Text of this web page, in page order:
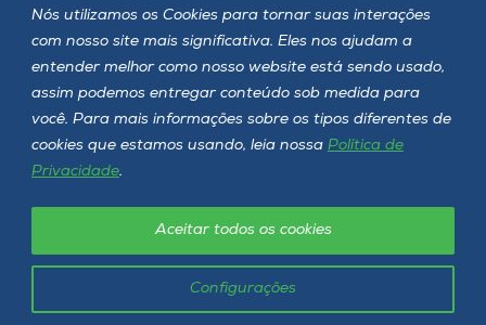
Nós utilizamos os Cookies para tornar suas interações
com nosso site mais significativa. Eles nos ajudam a
entender melhor como nosso website está sendo usado,
assim podemos entregar conteúdo sob medida para
você. Para mais informações sobre os tipos diferentes de
cookies que estamos usando, leia nossa Política de
Privacidade.
Configurações
Aceitar todos os cookies
Unoesc © 2026 - Todos os direitos reservados
Política de privacidade LGPD